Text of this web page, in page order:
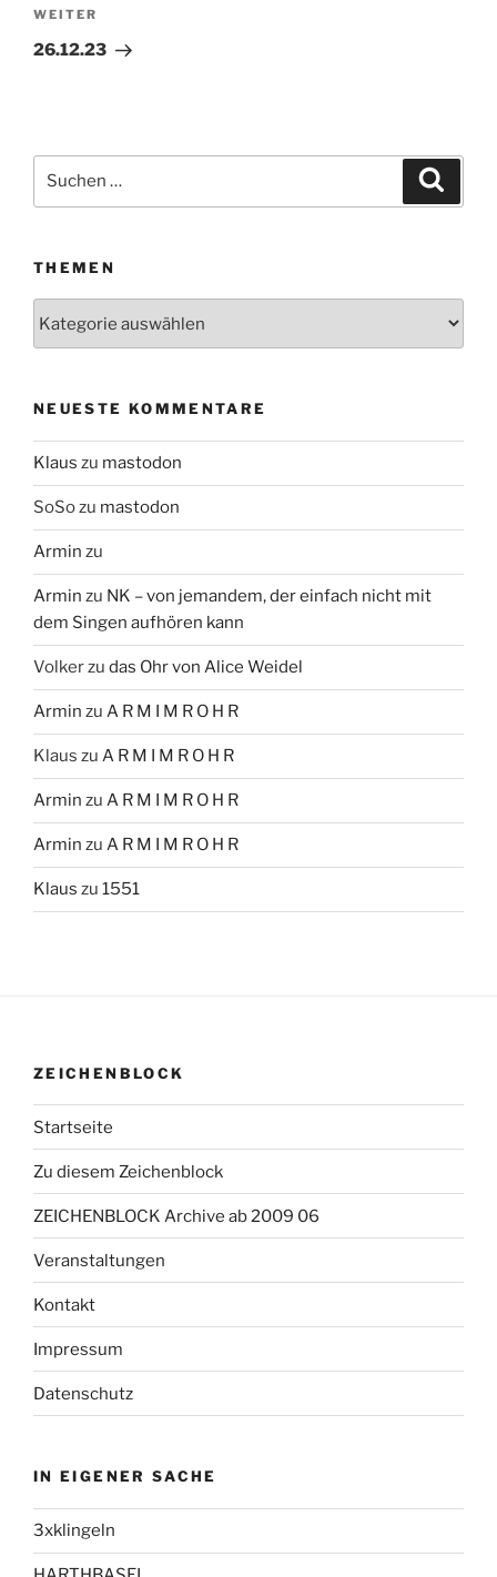
Nächster
Beitrag
WEITER
26.12.23
Suchen
THEMEN
NEUESTE KOMMENTARE
Klaus zu mastodon
SoSozu mastodon
Armin zu
Armin zu NK – von jemandem, der einfach nicht mit
dem Singen aufhören kann
Volkerzu das Ohr von Alice Weidel
Armin zu A R M I M R O H R
Klaus zu A R M I M R O H R
Armin zu A R M I M R O H R
Armin zu A R M I M R O H R
Klaus zu 1551
ZEICHENBLOCK
Startseite
Zu diesem Zeichenblock
ZEICHENBLOCK Archive ab 2009 06
Veranstaltungen
Kontakt
Impressum
Datenschutz
IN EIGENER SACHE
3xklingeln